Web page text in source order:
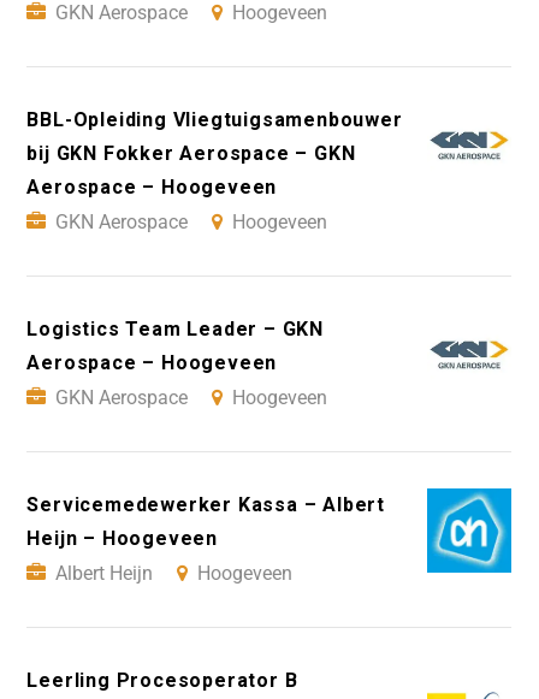
GKN Aerospace
Hoogeveen
BBL-Opleiding Vliegtuigsamenbouwer
bij GKN Fokker Aerospace – GKN
Aerospace – Hoogeveen
GKN Aerospace
Hoogeveen
Logistics Team Leader – GKN
Aerospace – Hoogeveen
GKN Aerospace
Hoogeveen
Servicemedewerker Kassa – Albert
Heijn – Hoogeveen
Albert Heijn
Hoogeveen
Leerling Procesoperator B